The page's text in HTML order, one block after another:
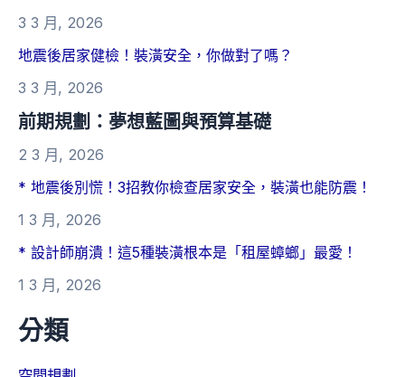
3 3 月, 2026
地震後居家健檢！裝潢安全，你做對了嗎？
3 3 月, 2026
前期規劃：夢想藍圖與預算基礎
2 3 月, 2026
* 地震後別慌！3招教你檢查居家安全，裝潢也能防震！
1 3 月, 2026
* 設計師崩潰！這5種裝潢根本是「租屋蟑螂」最愛！
1 3 月, 2026
分類